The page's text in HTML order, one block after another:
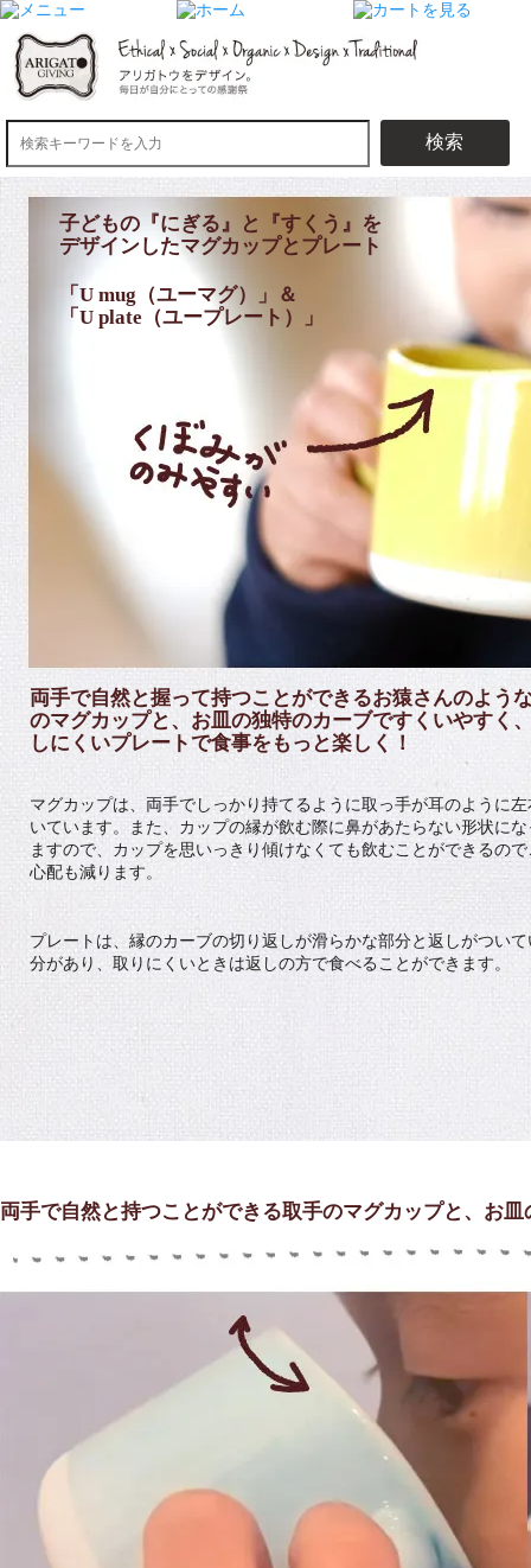
検索
子どもの『にぎる』と『すくう』を
デザインしたマグカップとプレート
「U mug（ユーマグ）」＆
「U plate（ユープレート）」
両手で自然と握って持つことができるお猿さんのよう
のマグカップと、お皿の独特のカーブですくいやすく
しにくいプレートで食事をもっと楽しく！
マグカップは、両手でしっかり持てるように取っ手が耳のように
いています。また、カップの縁が飲む際に鼻があたらない形状に
ますので、カップを思いっきり傾けなくても飲むことができるの
心配も減ります。
プレートは、縁のカーブの切り返しが滑らかな部分と返しがつい
分があり、取りにくいときは返しの方で食べることができます。
両手で自然と持つことができる取手のマグカップと、お